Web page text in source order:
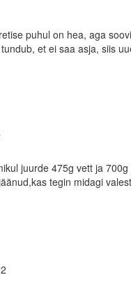
puhul on hea, aga
et ei saa asja, siis
juurde 475g vett ja
tegin midagi